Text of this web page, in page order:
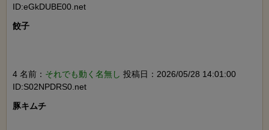
ID:eGkDUBE00.net
餃子
4 名前： それでも動く名無し 投稿日：2026/05/28 14:01:00
ID:S02NPDRS0.net
豚キムチ